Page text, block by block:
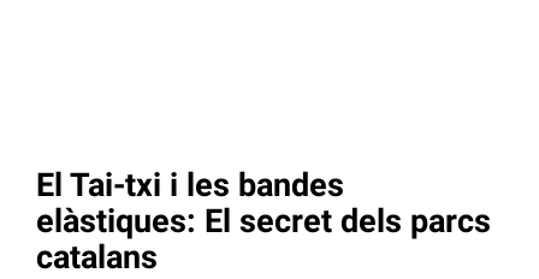
El Tai-txi i les bandes
elàstiques: El secret dels parcs
catalans